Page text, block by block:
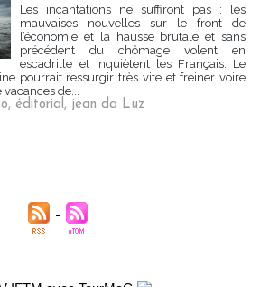
Les incantations ne suffiront pas : les
mauvaises nouvelles sur le front de
l’économie et la hausse brutale et sans
précédent du chômage volent en
escadrille et inquiètent les Français. Le
pourrait ressurgir très vite et freiner voire
de...
, éditorial, jean da Luz